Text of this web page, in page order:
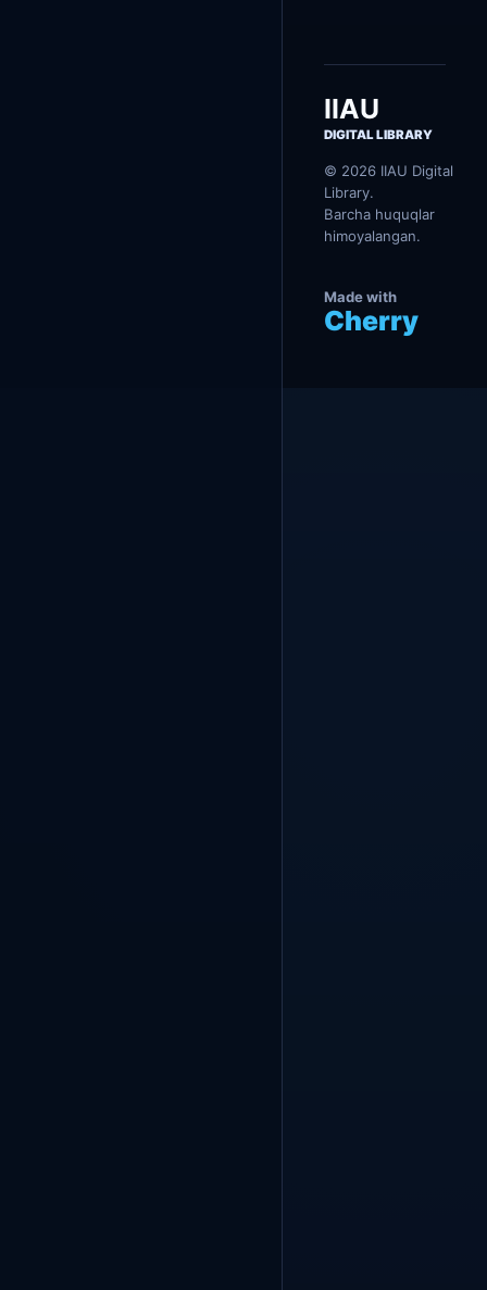
а
д
а
н
и
м
о
я
IIAU
DIGITAL LIBRARY
© 2026 IIAU Digital
Library.
Barcha huquqlar
himoyalangan.
Made with
Cherry